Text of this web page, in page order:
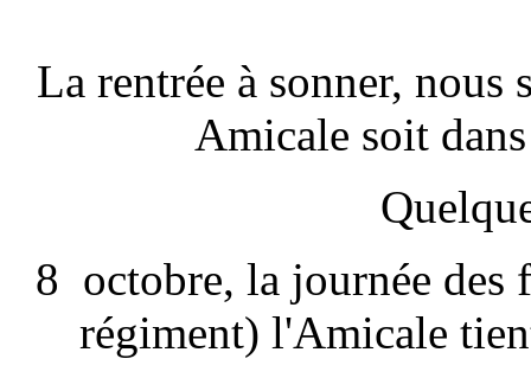
La rentrée à sonner, nous
Amicale soit
8 octobre, la journée des
régiment) l'Amicale